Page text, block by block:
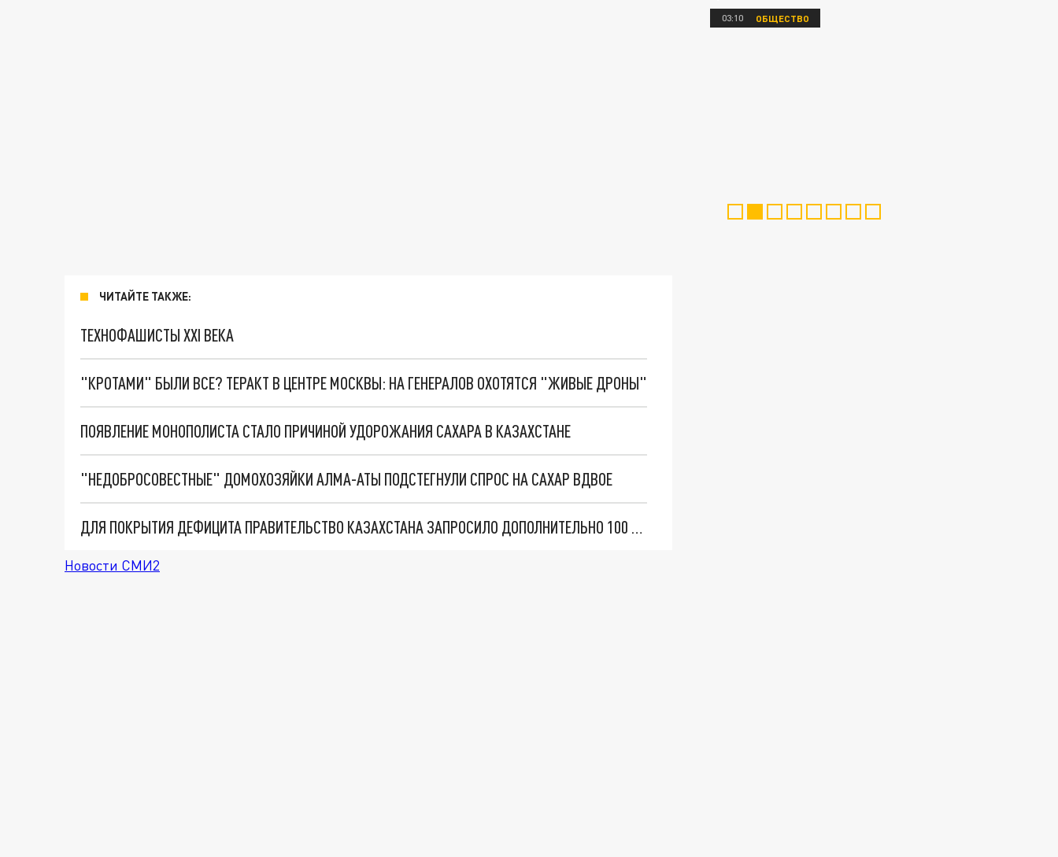
ЧИТАЙТЕ ТАКЖЕ:
ТЕХНОФАШИСТЫ XXI ВЕКА
"КРОТАМИ" БЫЛИ ВСЕ? ТЕРАКТ В ЦЕНТРЕ МОСКВЫ: НА ГЕНЕРАЛОВ ОХОТЯТСЯ "ЖИВЫЕ ДРОНЫ"
ПОЯВЛЕНИЕ МОНОПОЛИСТА СТАЛО ПРИЧИНОЙ УДОРОЖАНИЯ САХАРА В КАЗАХСТАНЕ
"НЕДОБРОСОВЕСТНЫЕ" ДОМОХОЗЯЙКИ АЛМА-АТЫ ПОДСТЕГНУЛИ СПРОС НА САХАР ВДВОЕ
ДЛЯ ПОКРЫТИЯ ДЕФИЦИТА ПРАВИТЕЛЬСТВО КАЗАХСТАНА ЗАПРОСИЛО ДОПОЛНИТЕЛЬНО 100 ТОНН САХАРА
Новости СМИ2
03:10 ОБЩЕСТВО